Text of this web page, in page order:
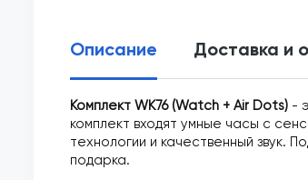
Описание Доставка и
Комплект WK76 (Watch + Air Dots) -
комплект входят умные часы с
технологии и качественный звук.
подарка.